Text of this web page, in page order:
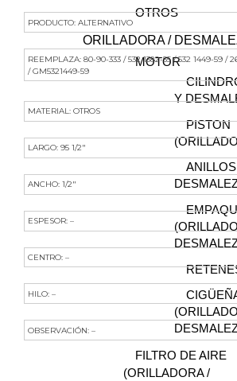
OTROS
ORILLADORA /
MOTOR
Y
PISTON
FILTRO DE AIRE
(ORILLADORA /
PRODUCTO: ALTERNATIVO
REEMPLAZA: 80-90-333 / 532 1382-55 / 532 1449-59 /
/ GM5321449-59
MATERIAL: OTROS
LARGO: 95 1/2″
ANCHO: 1/2″
ESPESOR: –
CENTRO: –
HILO: –
OBSERVACIÓN: –
Te Podría Interesar